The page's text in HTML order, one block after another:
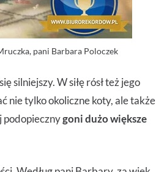
pani Barbara Poloczek
silniejszy. W siłę rósł też jego
nie tylko okoliczne koty, ale także
podopiecznygoni dużo większe